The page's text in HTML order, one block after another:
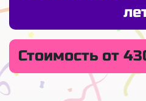
Стоимость от